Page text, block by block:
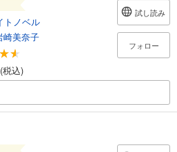
トノベル
崎美奈子
税込)
試し読み
フォロー